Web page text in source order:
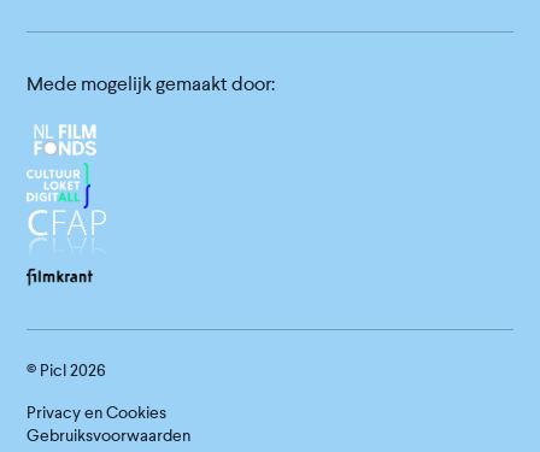
Mede mogelijk gemaakt door:
© Picl2026
Privacy en Cookies
Gebruiksvoorwaarden